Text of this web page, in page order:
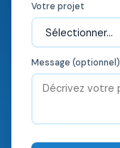
Votre projet
Message (optionnel)